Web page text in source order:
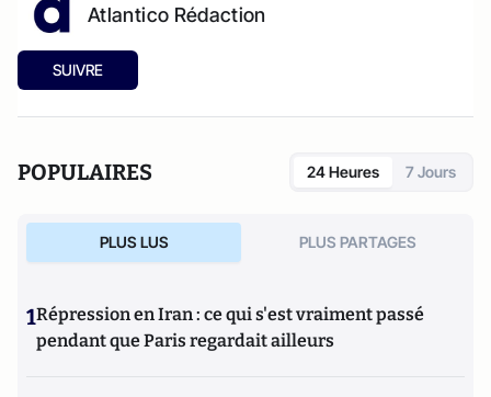
Atlantico Rédaction
SUIVRE
POPULAIRES 24 Heures 7 Jours
PLUS LUS PLUS PARTAGES
1Répression en Iran : ce qui s'est vraiment passé
pendant que Paris regardait ailleurs